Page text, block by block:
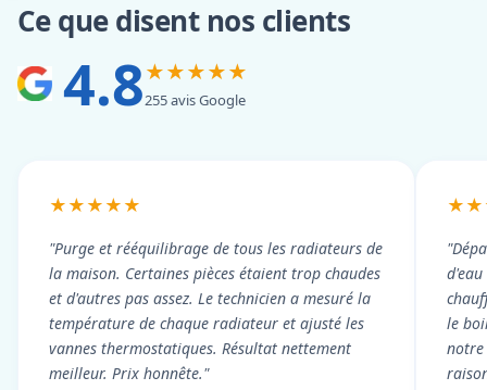
Ce que disent nos clients
4.8★★★★★
255 avis Google
★★★★★
"Purge et rééquilibrage de tous les radiateurs de
la maison. Certaines pièces étaient trop chaudes
et d'autres pas assez. Le technicien a mesuré la
température de chaque radiateur et ajusté les
vannes thermostatiques. Résultat nettement
meilleur. Prix honnête."
le
notre